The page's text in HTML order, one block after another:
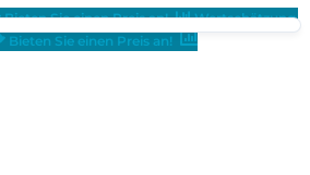
Bieten Sie einen Preis an!
Wertschätzung
Bieten Sie einen Preis an!